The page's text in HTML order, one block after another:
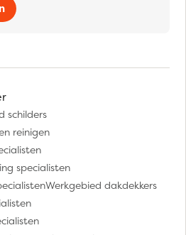
schilders
reinigen
specialisten
Werkgebied dakdekkers